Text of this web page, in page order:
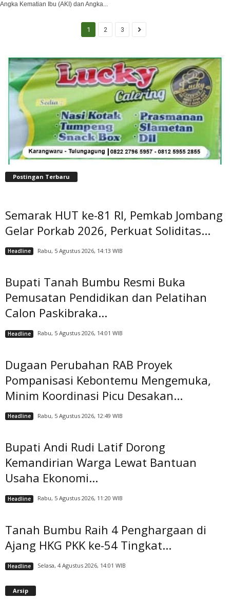
Angka Kematian Ibu (AKI) dan Angka...
1 2 3
Postingan Terbaru
Semarak HUT ke-81 RI, Pemkab Jombang
Gelar Porkab 2026, Perkuat Soliditas...
Headline Rabu, 5 Agustus 2026, 14:13 WIB
Bupati Tanah Bumbu Resmi Buka
Pemusatan Pendidikan dan Pelatihan
Calon Paskibraka...
Headline Rabu, 5 Agustus 2026, 14:01 WIB
Dugaan Perubahan RAB Proyek
Pompanisasi Kebontemu Mengemuka,
Minim Koordinasi Picu Desakan...
Headline Rabu, 5 Agustus 2026, 12:49 WIB
Bupati Andi Rudi Latif Dorong
Kemandirian Warga Lewat Bantuan
Usaha Ekonomi...
Headline Rabu, 5 Agustus 2026, 11:20 WIB
Tanah Bumbu Raih 4 Penghargaan di
Ajang HKG PKK ke-54 Tingkat...
Headline Selasa, 4 Agustus 2026, 14:01 WIB
Arsip